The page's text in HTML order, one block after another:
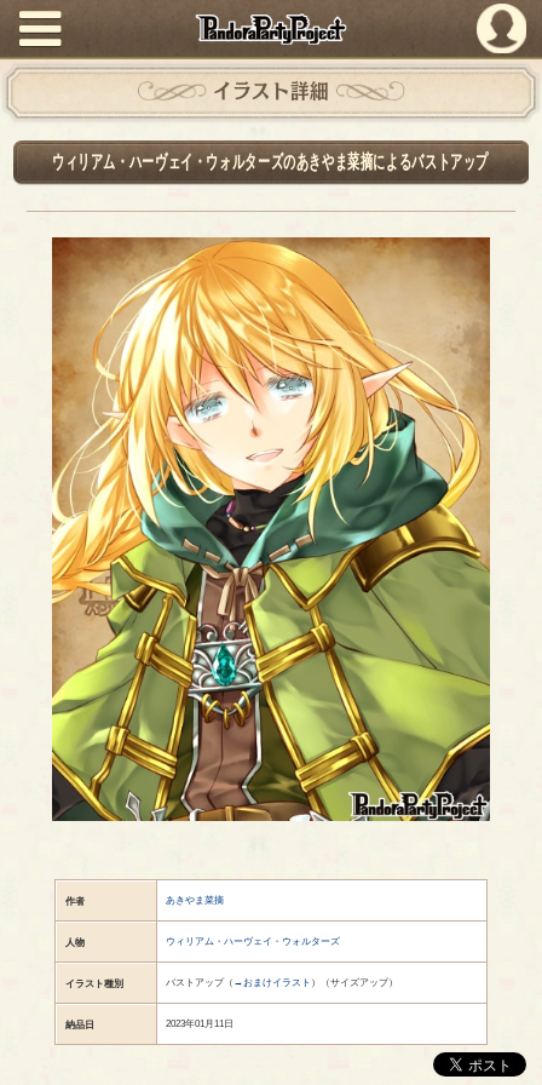
PandoraPartyProject
イラスト詳細
ウィリアム・ハーヴェイ・ウォルターズのあきやま菜摘によるバストアップ
作者 あきやま菜摘
人物 ウィリアム・ハーヴェイ・ウォルターズ
イラスト種別 バストアップ（ →おまけイラスト ）（サイズアップ）
納品日 2023年01月11日